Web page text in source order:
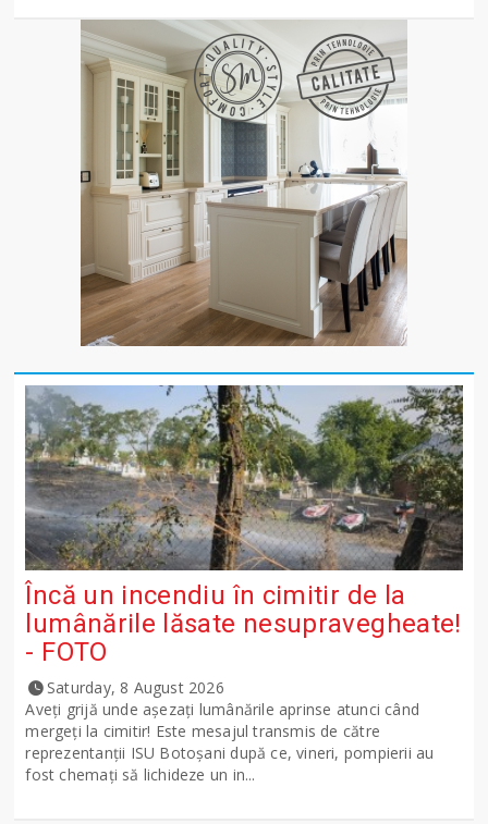
Încă un incendiu în cimitir de la
lumânările lăsate nesupravegheate!
- FOTO
Saturday, 8 August 2026
Aveți grijă unde așezați lumânările aprinse atunci când
mergeți la cimitir! Este mesajul transmis de către
reprezentanții ISU Botoșani după ce, vineri, pompierii au
fost chemați să lichideze un in...